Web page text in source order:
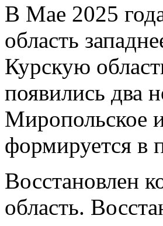
В Мае 2025
область
Курскую
появились два
Миропольское
формируется в
Восстановлен
область.